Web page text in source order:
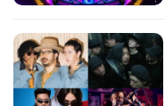
• บันเทิง
• ผู้จัดการรายวัน
• คอลัมนิสต์
• ละคร